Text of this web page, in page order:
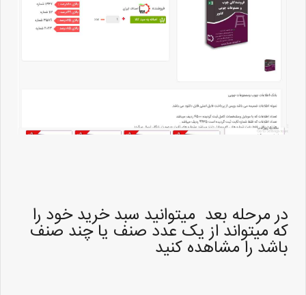
در مرحله بعد میتوانید سبد خرید خود را
که میتواند از یک عدد صنف یا چند صنف
باشد را مشاهده کنید